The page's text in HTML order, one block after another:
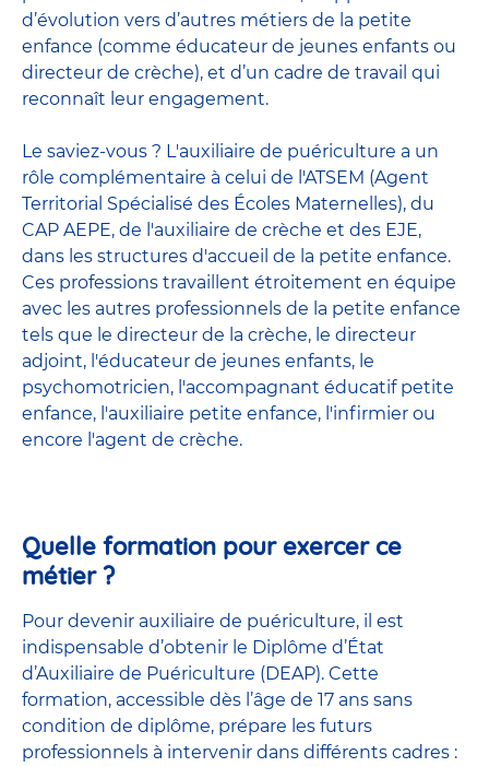
d’évolution vers d’autres métiers de la petite
enfance (comme éducateur de jeunes enfants ou
directeur de crèche), et d’un cadre de travail qui
reconnaît leur engagement.
Le saviez-vous ? L'auxiliaire de puériculture a un
rôle complémentaire à celui de l'ATSEM (Agent
Territorial Spécialisé des Écoles Maternelles), du
CAP AEPE, de l'auxiliaire de crèche et des EJE,
dans les structures d'accueil de la petite enfance.
Ces professions travaillent étroitement en équipe
avec les autres professionnels de la petite enfance
tels que le directeur de la crèche, le directeur
adjoint, l'éducateur de jeunes enfants, le
psychomotricien, l'accompagnant éducatif petite
enfance, l'auxiliaire petite enfance, l'infirmier ou
encore l'agent de crèche.
Quelle formation pour exercer ce
métier ?
Pour devenir auxiliaire de puériculture, il est
indispensable d’obtenir le Diplôme d’État
d’Auxiliaire de Puériculture (DEAP). Cette
formation, accessible dès l’âge de 17 ans sans
condition de diplôme, prépare les futurs
professionnels à intervenir dans différents cadres :